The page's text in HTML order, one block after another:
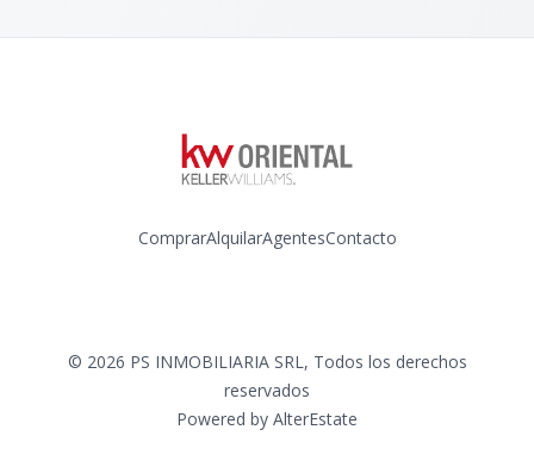
ComprarAlquilarAgentesContacto
© 2026 PS INMOBILIARIA SRL, Todos los derechos
reservados
Powered by AlterEstate